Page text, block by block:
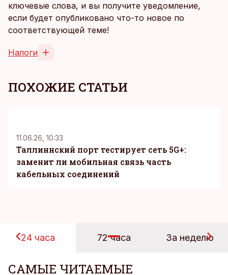
ключевые слова, и вы получите уведомление,
если будет опубликовано что-то новое по
соответствующей теме!
Налоги
ПОХОЖИЕ СТАТЬИ
11.06.26, 10:33
Таллиннский порт тестирует сеть 5G+:
заменит ли мобильная связь часть
кабельных соединений
24 часа 72 часа За неделю
САМЫЕ ЧИТАЕМЫЕ